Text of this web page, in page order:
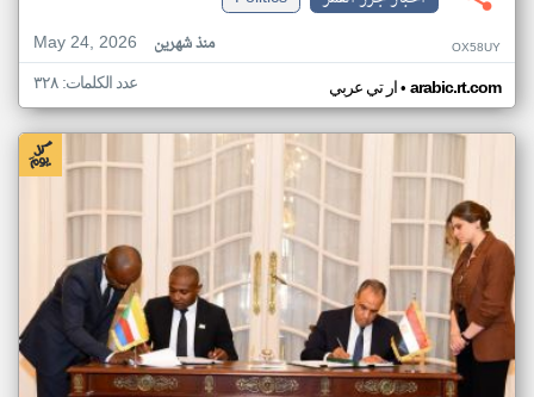
May 24, 2026
منذ شهرين OX58UY
ار تي عربي• arabic.rt.com عدد الكلمات: ٣٢٨